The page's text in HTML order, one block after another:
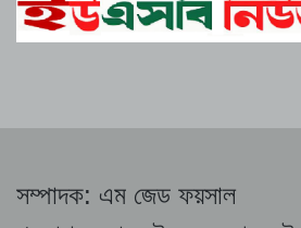
জুলাই গণঅভ্যুত্থানে
যে ডকুমেন্টারিতে আবু সাঈদ
বয়কট,হট্টগোল, বিদেশী
জুলাই গণঅভ্যুত্থানের রাষ্ট্রীয়
সম্পাদক: এম জেড ফয়সাল